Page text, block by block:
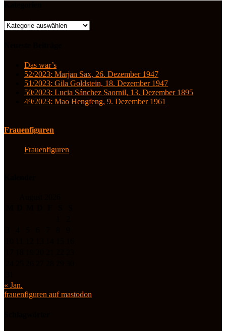
Kategorien
Das war’s
52/2023: Marjan Sax, 26. Dezember 1947
51/2023: Gila Goldstein, 18. Dezember 1947
50/2023: Lucia Sánchez Saornil, 13. Dezember 1895
49/2023: Mao Hengfeng, 9. Dezember 1961
Frauenfiguren
Frauenfiguren
« Jan.
frauenfiguren auf mastodon